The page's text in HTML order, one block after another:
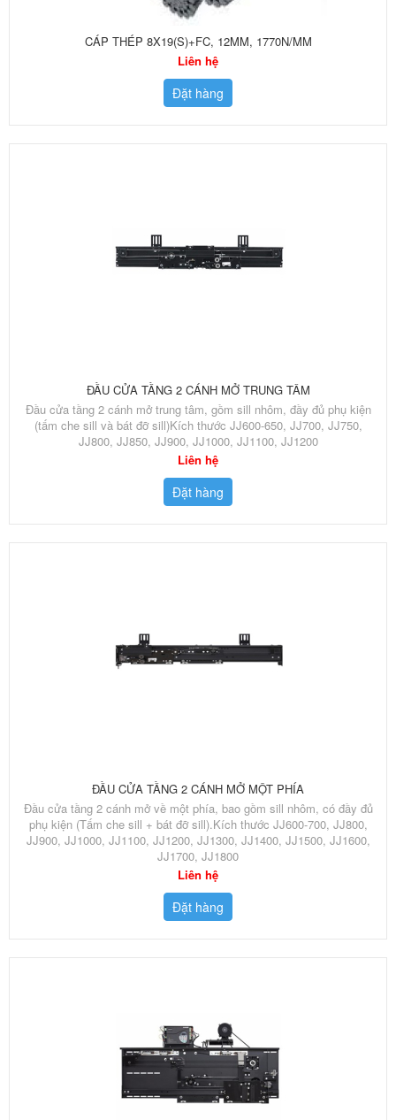
CÁP THÉP 8X19(S)+FC, 12MM, 1770N/MM
Liên hệ
Đặt hàng
ĐẦU CỬA TẦNG 2 CÁNH MỞ TRUNG TÂM
Đầu cửa tầng 2 cánh mở trung tâm, gồm sill nhôm, đầy đủ phụ kiện
(tấm che sill và bát đỡ sill)Kích thước JJ600-650, JJ700, JJ750,
JJ800, JJ850, JJ900, JJ1000, JJ1100, JJ1200
Liên hệ
Đặt hàng
ĐẦU CỬA TẦNG 2 CÁNH MỞ MỘT PHÍA
Đầu cửa tầng 2 cánh mở về một phía, bao gồm sill nhôm, có đầy đủ
phụ kiện (Tấm che sill + bát đỡ sill).Kích thước JJ600-700, JJ800,
JJ900, JJ1000, JJ1100, JJ1200, JJ1300, JJ1400, JJ1500, JJ1600,
JJ1700, JJ1800
Liên hệ
Đặt hàng